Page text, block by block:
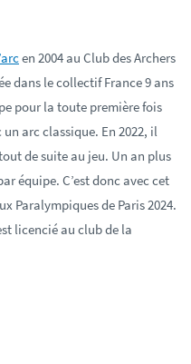
en 2004 au Club des Archers
dans le collectif France 9 ans
pour la toute première fois
un arc classique. En 2022, il
de suite au jeu. Un an plus
équipe. C’est donc avec cet
Paralympiques de Paris 2024.
licencié au club de la